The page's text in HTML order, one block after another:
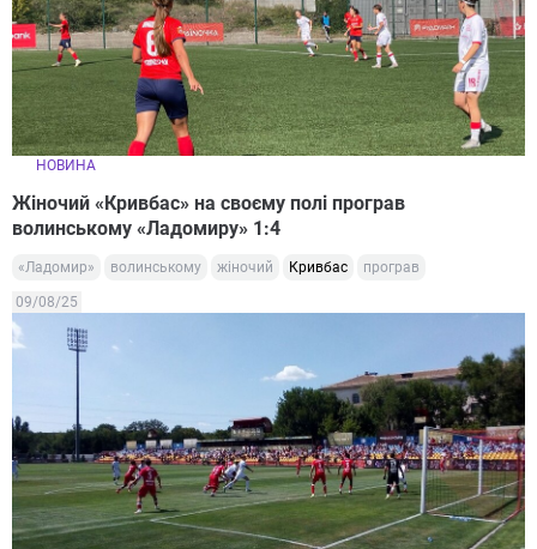
НОВИНА
Жіночий «Кривбас» на своєму полі програв
волинському «Ладомиру» 1:4
«Ладомир» волинському жіночий Кривбас програв
09/08/25